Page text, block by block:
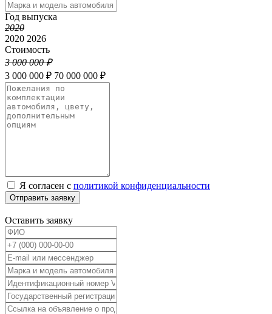
Год выпуска
2020
2020 2026
Стоимость
3 000 000 ₽
3 000 000 ₽ 70 000 000 ₽
Я согласен с политикой конфиденциальности
Отправить заявку
Оставить заявку